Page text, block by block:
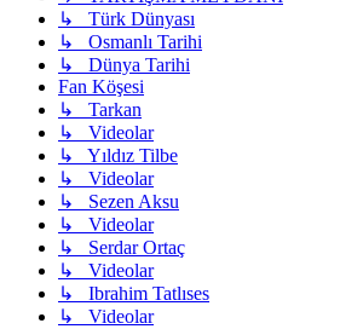
↳ Türk Dünyası
↳ Osmanlı Tarihi
↳ Dünya Tarihi
Fan Köşesi
↳ Tarkan
↳ Videolar
↳ Yıldız Tilbe
↳ Videolar
↳ Sezen Aksu
↳ Videolar
↳ Serdar Ortaç
↳ Videolar
↳ Ibrahim Tatlıses
↳ Videolar